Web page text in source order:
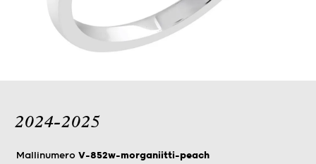
2024-2025
Mallinumero V-852w-morganiitti-peach